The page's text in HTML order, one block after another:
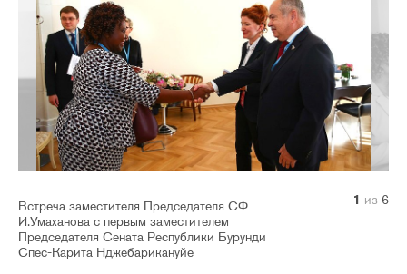
Встреча заместителя Председателя СФ
И.Умаханова с первым заместителем
Председателя Сената Республики Бурунди
Спес-Карита Нджебарикануйе
1 из 6
2 из 6
3 из 6
4 из 6
5 из 6
6 из 6